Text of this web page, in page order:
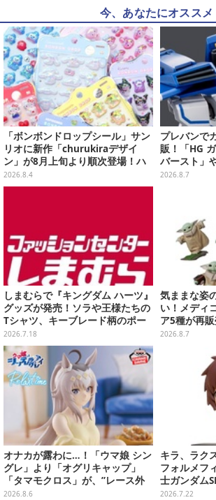
今、あなたにオススメ
「ボンボンドロップシール」サン
リオに新作「churukiraデザイ
ン」が8月上旬より順次登場！ハ
ローキティ、はぴだんぶいなど全
8種類
2026.8.4
プレバンで
販！「HG
バースト」
（ナラティ
2026.8.7
しまむらで『キングダム ハーツ』
グッズが発売！ソラや王様たちの
Tシャツ、キーブレード柄のポー
チなど幅広いデザイン
2026.7.18
気ままな姿
い！メディ
ア5種が再
2026.8.7
オナカが露わに…！「ウマ娘 シン
グレ」より「オグリキャップ」
「タマモクロス」が、”レース外
での姿”でプライズフィギュア化
2026.8.6
キラ、ラク
フォルメフ
士ガンダム
かるんです♪
2026.7.22